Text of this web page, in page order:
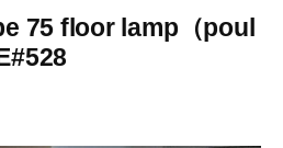
75 floor lamp（poul